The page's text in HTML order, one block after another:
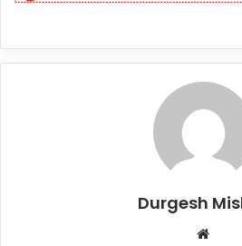
Durgesh